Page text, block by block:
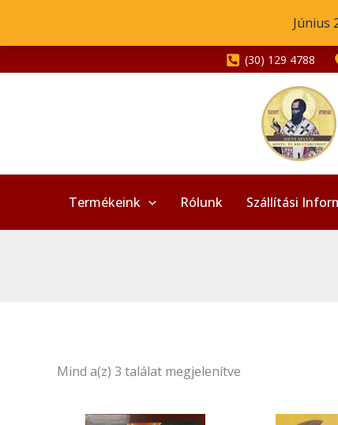
Június
content
(30) 129 4788
Termékeink Rólunk Szállítási
Mind a(z) 3 találat megjelenítve